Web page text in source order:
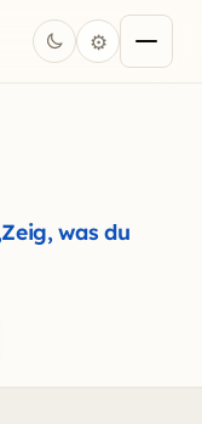
Dunkelmodus
⚙ Menü
was du